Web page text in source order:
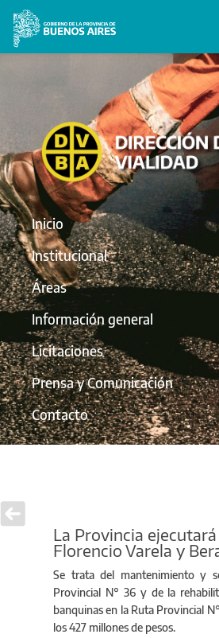
Inicio
Institucional
Áreas
Información general
Licitaciones
Prensa y Comunicación
Contacto
La Provincia
Florencio Varela y
Se trata del mantenimiento y
Provincial N° 36 y de la
banquinas en la Ruta Provincial
los 427 millones de pesos.